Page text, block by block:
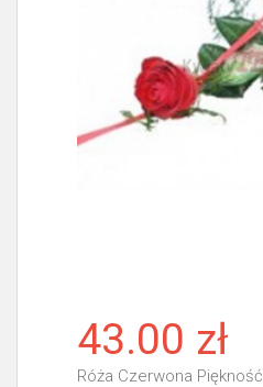
43.00 zł
Róża Czerwona Piękność